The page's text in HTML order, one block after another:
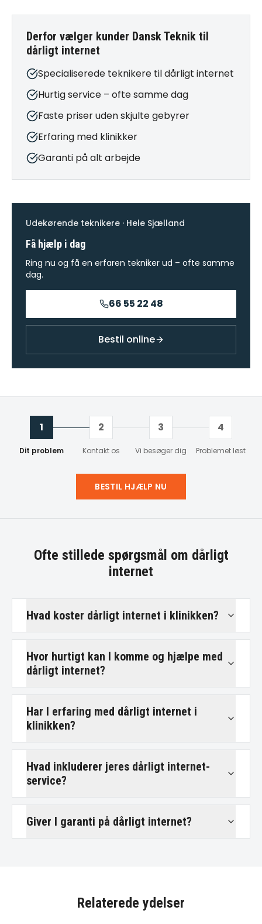
Derfor vælger kunder Dansk Teknik til
dårligt internet
Specialiserede teknikere til dårligt internet
Hurtig service – ofte samme dag
Faste priser uden skjulte gebyrer
Erfaring med klinikker
Garanti på alt arbejde
Udekørende teknikere · Hele Sjælland
Få hjælp i dag
Ring nu og få en erfaren tekniker ud – ofte samme
dag.
66 55 22 48
Bestil online
1
Dit problem
2
Kontakt os
3
Vi besøger dig
4
Problemet løst
BESTIL HJÆLP NU
Ofte stillede spørgsmål om dårligt
internet
Hvad koster dårligt internet i klinikken?
Hvor hurtigt kan I komme og hjælpe med
dårligt internet?
Har I erfaring med dårligt internet i
klinikken?
Hvad inkluderer jeres dårligt internet-
service?
Giver I garanti på dårligt internet?
Relaterede ydelser